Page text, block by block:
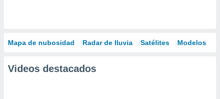
Mapa de nubosidad Radar de lluvia Satélites Modelos
Videos destacados